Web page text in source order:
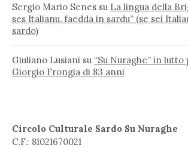
Sergio Mario Senes su La lingua della
ses Italianu, faedda in sardu” (se sei
sardo)
Giuliano Lusiani su “Su Nuraghe” in
Giorgio Frongia di 83 anni
Circolo Culturale Sardo Su Nuraghe
C.F.: 81021670021